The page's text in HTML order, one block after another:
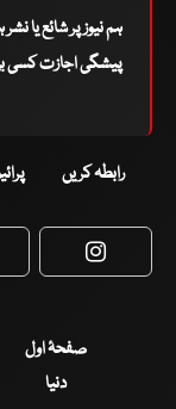
ہم نیوز پر شائع یا
پیشگی اجازت کسی
رابطہ کریں
صفحۂ اول
دنیا